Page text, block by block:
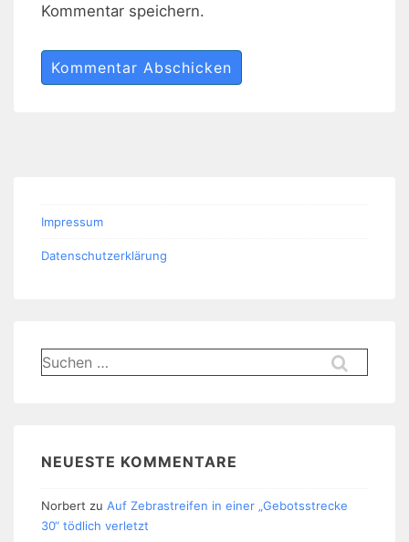
Kommentar speichern.
Impressum
Datenschutzerklärung
Suchen
nach:
NEUESTE KOMMENTARE
Norbert zu Auf Zebrastreifen in einer „Gebotsstrecke
30“ tödlich verletzt